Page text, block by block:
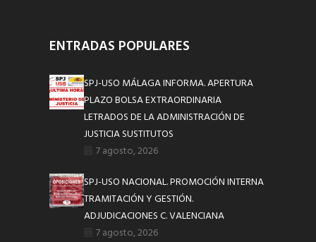
ENTRADAS POPULARES
SPJ-USO MÁLAGA INFORMA. APERTURA
PLAZO BOLSA EXTRAORDINARIA
LETRADOS DE LA ADMINISTRACIÓN DE
JUSTICIA SUSTITUTOS
7 agosto, 2026
SPJ-USO NACIONAL. PROMOCIÓN INTERNA
TRAMITACIÓN Y GESTIÓN.
ADJUDICACIONES C. VALENCIANA
7 agosto, 2026